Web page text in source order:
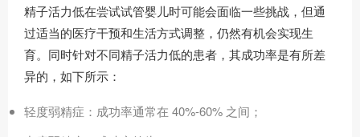
精子活力低在尝试试管婴儿时可能会面临一些挑战，但通
过适当的医疗干预和生活方式调整，仍然有机会实现生
育。同时针对不同精子活力低的患者，其成功率是有所差
异的，如下所示：
轻度弱精症：成功率通常在 40%-60% 之间；